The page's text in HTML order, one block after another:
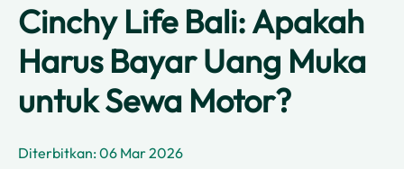
Cinchy Life Bali: Apakah
Harus Bayar Uang Muka
untuk Sewa Motor?
Diterbitkan: 06 Mar 2026